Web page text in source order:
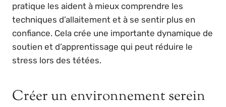
pratique les aident à mieux comprendre les
techniques d’allaitement et à se sentir plus en
confiance. Cela crée une importante dynamique de
soutien et d’apprentissage qui peut réduire le
stress lors des tétées.
Créer un environnement serein